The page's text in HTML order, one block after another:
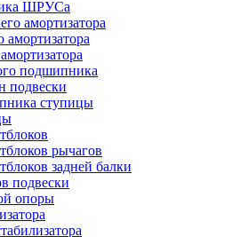
ШРУСа
амортизатора
амортизатора
подшипника
подвески
ступицы
рычагов
задней балки
подвески
опоры